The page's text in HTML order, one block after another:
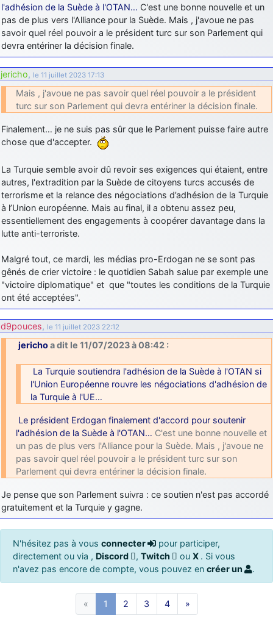
l'adhésion de la Suède à l'OTAN… C'est une bonne nouvelle et un
pas de plus vers l'Alliance pour la Suède. Mais , j'avoue ne pas
savoir quel réel pouvoir a le président turc sur son Parlement qui
devra entériner la décision finale.
jericho, le 11 juillet 2023 17:13
Mais , j'avoue ne pas savoir quel réel pouvoir a le président
turc sur son Parlement qui devra entériner la décision finale.
Finalement… je ne suis pas sûr que le Parlement puisse faire autre
chose que d'accepter.
La Turquie semble avoir dû revoir ses exigences qui étaient, entre
autres, l'extradition par la Suède de citoyens turcs accusés de
terrorisme et la relance des négociations d’adhésion de la Turquie
à l’Union européenne. Mais au final, il a obtenu assez peu,
essentiellement des engagements à coopérer davantage dans la
lutte anti-terroriste.
Malgré tout, ce mardi, les médias pro-Erdogan ne se sont pas
gênés de crier victoire : le quotidien Sabah salue par exemple une
"victoire diplomatique" et que "toutes les conditions de la Turquie
ont été acceptées".
d9pouces, le 11 juillet 2023 22:12
jerichoa dit le 11/07/2023 à 08:42 :
La Turquie soutiendra l'adhésion de la Suède à l'OTAN si
l'Union Européenne rouvre les négociations d'adhésion de
la Turquie à l'UE…
Le président Erdogan finalement d'accord pour soutenir
l'adhésion de la Suède à l'OTAN… C'est une bonne nouvelle et
un pas de plus vers l'Alliance pour la Suède. Mais , j'avoue ne
pas savoir quel réel pouvoir a le président turc sur son
Parlement qui devra entériner la décision finale.
Je pense que son Parlement suivra : ce soutien n'est pas accordé
gratuitement et la Turquie y gagne.
N'hésitez pas à vous connecter
pour participer,
directement ou via , Discord , Twitch ou X . Si vous
n'avez pas encore de compte, vous pouvez en créer un .
« 1 2 3 4 »